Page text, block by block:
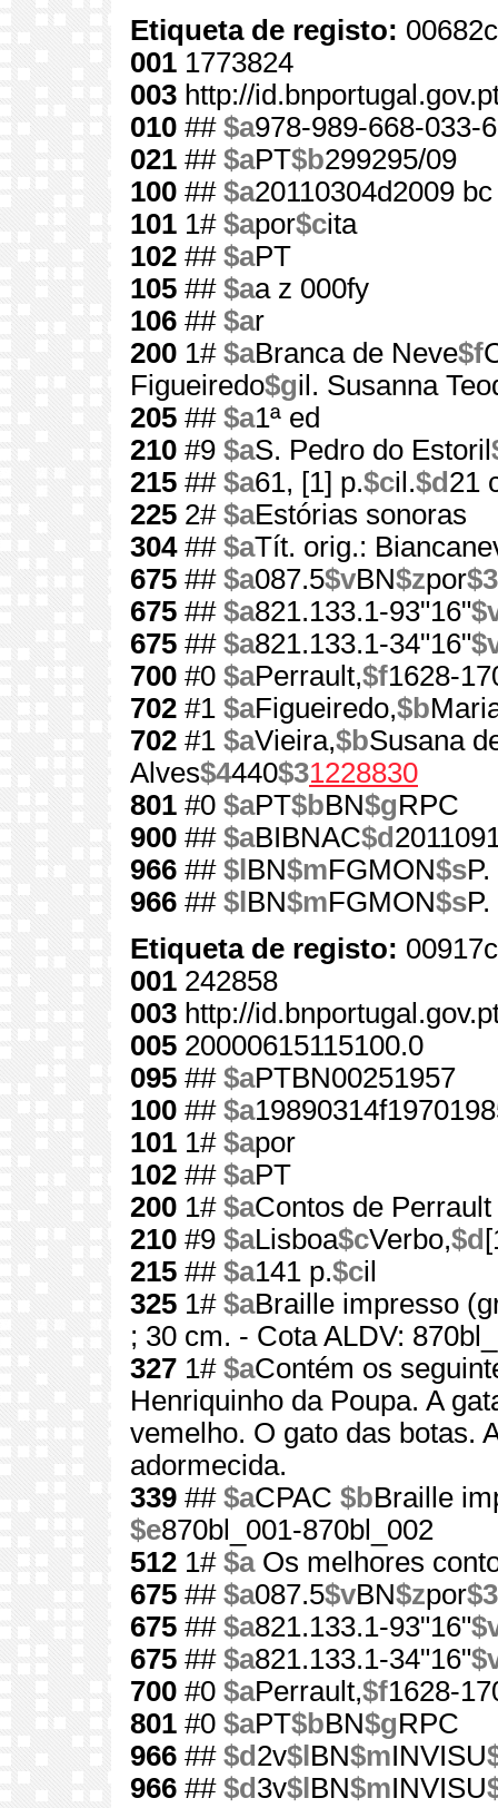
Etiqueta de registo:
001 1773824
003 http://
010 ## $a978-989-668-033-6
021 ## $aPT$b299295/09
100 ## $a20110304d2009
101 1# $apor$cita
102 ## $aPT
105 ## $aa z 000fy
106 ## $ar
200 1# $aBranca de Neve$f
Figueiredo$gil. Susanna
205 ## $a1ª ed
210 #9 $aS. Pedro do Estoril
215 ## $a61, [1] p.$cil.$d 21
225 2# $aEstórias sonoras
304## $aTít. orig.:
675 ## $a087.5$vBN$zpor$3
675 ## $a821.133.1-93"16"
675 ## $a821.133.1-34"16"
700 #0 $aPerrault,$f1628-
702 #1 $aFigueiredo,$b
702 #1 $aVieira,$bSusana
Alves$4440$31228830
801 #0 $aPT$bBN$gRPC
900 ## $aBIBNAC$d
966 ## $l BN$mFGMON$s
966 ## $l BN$mFGMON$s
Etiqueta de registo:
001 242858
003 http://
005 20000615115100.0
095 ## $aPTBN00251957
100 ## $a
101 1# $apor
102 ## $aPT
200 1# $aContos de Perrault
210 #9 $aLisboa$cVerbo,$d
215 ## $a141 p.$cil
325 1# $aBraille impresso
; 30 cm. - Cota ALDV:
327 1# $aContém os
Henriquinho da Poupa. A
vemelho. O gato das botas.
adormecida.
339 ## $aCPAC $bBraille
$e870bl_001-870bl_002
512 1# $aOs melhores
675 ## $a087.5$vBN$zpor$3
675 ## $a821.133.1-93"16"
675 ## $a821.133.1-34"16"
700 #0 $aPerrault,$f1628-
801 #0 $aPT$bBN$gRPC
966 ## $d 2v$l BN$mINVISU
966 ## $d 3v$l BN$mINVISU